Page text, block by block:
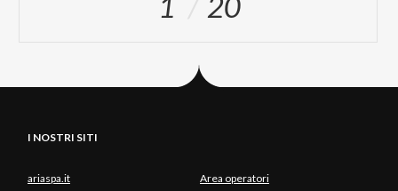
I NOSTRI SITI
ariaspa.it Area operatori